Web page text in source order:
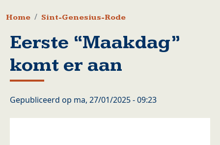
Kruimelpad
Home Sint-Genesius-Rode
Eerste “Maakdag”
komt er aan
Gepubliceerd op ma, 27/01/2025 - 09:23